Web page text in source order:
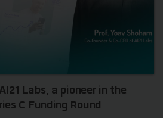
Labs, a pioneer in the
C Funding Round